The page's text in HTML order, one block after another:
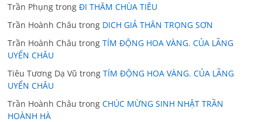
Trần Phụng trongĐI THĂM CHÙA TIÊU
Trần Hoành Châu trong DICH GIẢ THÂN TRỌNG SƠN
Trần Hoành Châu trongTÍM ĐỘNG HOA VÀNG. CỦA LÃNG
UYỂN CHÂU
Tiêu Tương Dạ Vũ trongTÍM ĐỘNG HOA VÀNG. CỦA LÃNG
UYỂN CHÂU
Trần Hoành Châu trongCHÚC MỪNG SINH NHẬT TRẦN
HOÀNH HÀ